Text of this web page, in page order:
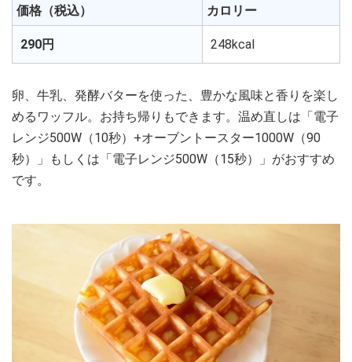
価格（税込） カロリー
290円 248kcal
卵、牛乳、発酵バターを使った、豊かな風味と香りを楽し
めるワッフル。お持ち帰りもできます。温め直しは「電子
レンジ500W（10秒）+オーブントースター1000W（90
秒）」もしくは「電子レンジ500W（15秒）」がおすすめ
です。